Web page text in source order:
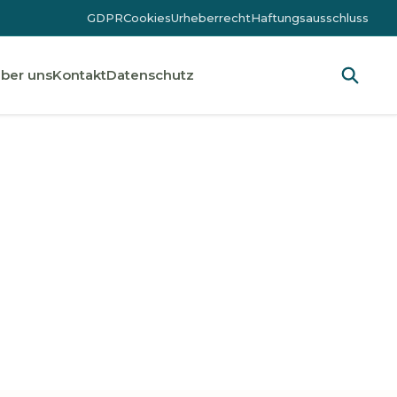
GDPRCookiesUrheberrechtHaftungsausschluss
unsKontaktDatenschutz